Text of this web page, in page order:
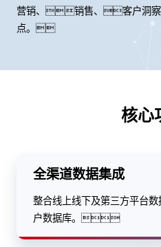
营销、销售、客户洞察
点。
核心
全渠道数据集成
整合线上线下及第三方平
户数据库。